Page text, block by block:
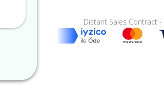
Distant Sales Contract -